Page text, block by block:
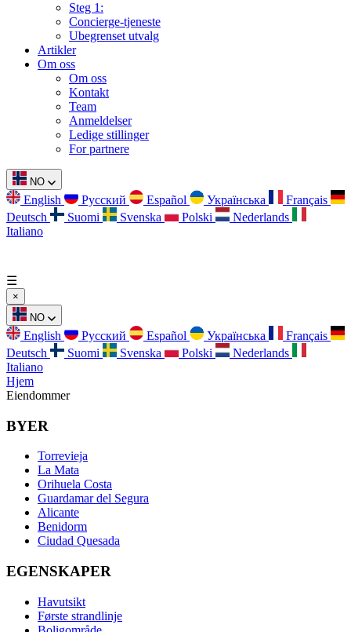
Steg 1:
Concierge-tjeneste
Ubegrenset utvalg
Artikler
Om oss
Om oss
Kontakt
Team
Anmeldelser
Ledige stillinger
For partnere
NO
English Русский Español Українська
Français
Deutsch
Suomi Svenska Polski
Nederlands
Italiano
☰
×
NO
English Русский Español Українська
Français
Deutsch
Suomi Svenska Polski
Nederlands
Italiano
Hjem
Eiendommer
BYER
Torrevieja
La Mata
Orihuela Costa
Guardamar del Segura
Alicante
Benidorm
Ciudad Quesada
EGENSKAPER
Havutsikt
Første strandlinje